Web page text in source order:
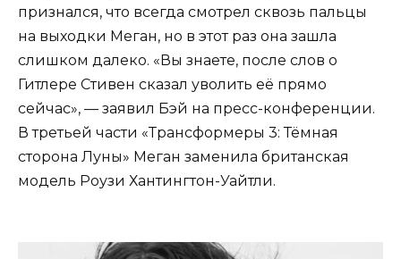
признался, что всегда смотрел сквозь пальцы
на выходки Меган, но в этот раз она зашла
слишком далеко. «Вы знаете, после слов о
Гитлере Стивен сказал уволить её прямо
сейчас», — заявил Бэй на пресс-конференции.
В третьей части «Трансформеры 3: Тёмная
сторона Луны» Меган заменила британская
модель Роузи Хантингтон-Уайтли.